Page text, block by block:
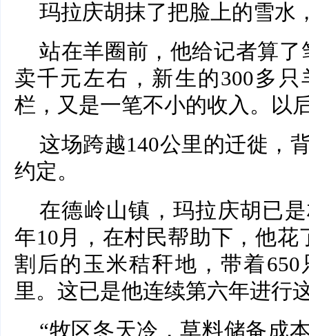
玛拉庆胡抹了把脸上的雪水
站在羊圈前，他给记者算
卖千元左右，新生的300多
栏，又是一笔不小的收入。以
这场跨越140公里的迁徙，
约定。
在德岭山镇，玛拉庆胡已
年10月，在村民帮助下，他花
割后的玉米秸秆地，带着
里。这已是他连续第六年进行
“牧区冬天冷，草料储备成